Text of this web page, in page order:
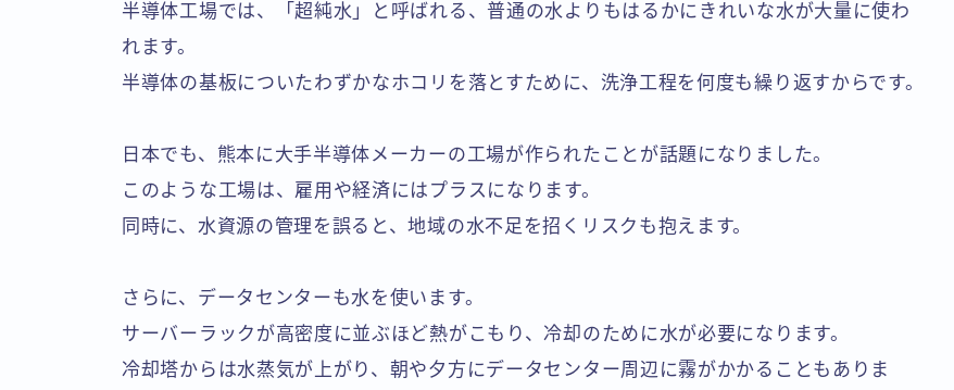
半導体工場では、「超純水」と呼ばれる、普通の水よりもはるかにきれいな水が大量に使わ
れます。
半導体の基板についたわずかなホコリを落とすために、洗浄工程を何度も繰り返すからです。
日本でも、熊本に大手半導体メーカーの工場が作られたことが話題になりました。
このような工場は、雇用や経済にはプラスになります。
同時に、水資源の管理を誤ると、地域の水不足を招くリスクも抱えます。
さらに、データセンターも水を使います。
サーバーラックが高密度に並ぶほど熱がこもり、冷却のために水が必要になります。
冷却塔からは水蒸気が上がり、朝や夕方にデータセンター周辺に霧がかかることもありま